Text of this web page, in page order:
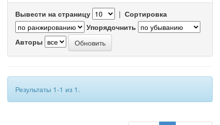
Вывести на страницу | Сортировка
Упорядочнить
Авторы
Результаты 1-1 из 1.